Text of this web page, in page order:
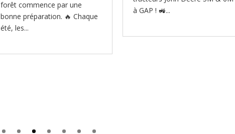
forêt commence par une
bonne préparation. 🔥 Chaque
été, les...
à GAP ! 🚜...